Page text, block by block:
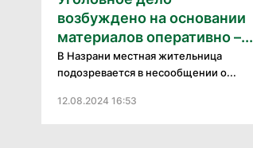
возбуждено на основании
материалов оперативно –...
В Назрани местная жительница
подозревается в несообщении о...
12.08.2024 16:53